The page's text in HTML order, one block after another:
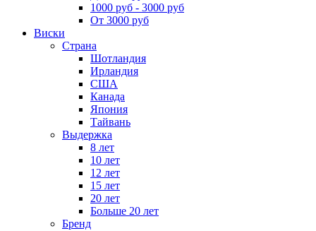
1000 руб - 3000 руб
От 3000 руб
Виски
Страна
Шотландия
Ирландия
США
Канада
Япония
Тайвань
Выдержка
8 лет
10 лет
12 лет
15 лет
20 лет
Больше 20 лет
Бренд